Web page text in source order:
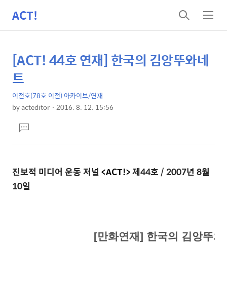
ACT!
검
색
메
뉴
상
세
컨
텐
본
문
제
목
[ACT! 44호 연재] 한국의 김앙뚜와네
트
이전호(78호 이전) 아카이브/연재
byacteditor 2016. 8. 12. 15:56
문댓
글
진보적 미디어 운동 저널<ACT!>제44호 / 2007년 8월
10일
[만화연재] 한국의 김앙뚜와